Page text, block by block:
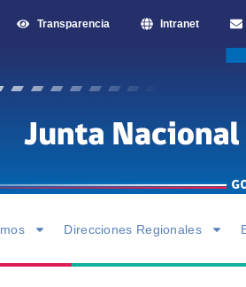
Transparencia Intranet
Direcciones Regionales